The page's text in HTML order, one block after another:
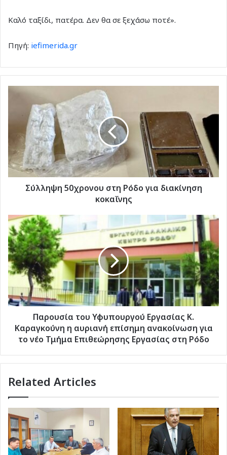
Καλό ταξίδι, πατέρα. Δεν θα σε ξεχάσω ποτέ».
Πηγή: iefimerida.gr
Σύλληψη
Ρόδο
διακίνηση
κοκαΐνης
Σύλληψη 50χρονου στη Ρόδο για διακίνηση
κοκαΐνης
Παρουσία
του
Υφυπουργού
Εργασίας
Κ.
Καραγκούνη
αυριανή
επίσημη
ανακοίνωση
για
Τμήμα
Εργασίας
Ρόδο
Παρουσία του Υφυπουργού Εργασίας Κ.
Καραγκούνη η αυριανή επίσημη ανακοίνωση για
το νέο Τμήμα Επιθεώρησης Εργασίας στη Ρόδο
Related Articles